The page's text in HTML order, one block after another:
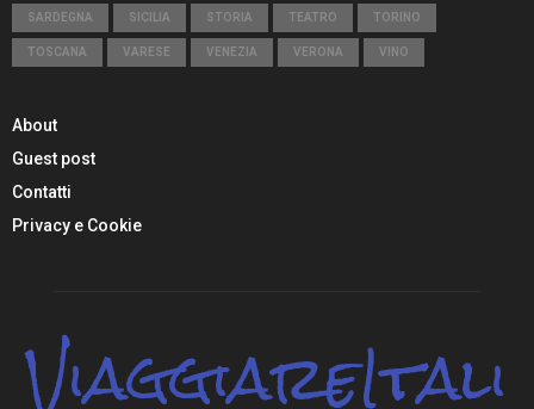
SARDEGNA SICILIA STORIA TEATRO TORINO
TOSCANA VARESE VENEZIA VERONA VINO
About
Guest post
Contatti
Privacy e Cookie
ViaggiareItali